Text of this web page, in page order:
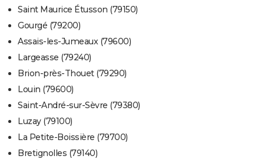
Saint Maurice Étusson (79150)
Gourgé (79200)
Assais-les-Jumeaux (79600)
Largeasse (79240)
Brion-près-Thouet (79290)
Louin (79600)
Saint-André-sur-Sèvre (79380)
Luzay (79100)
La Petite-Boissière (79700)
Bretignolles (79140)